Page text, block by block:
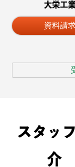
大栄工
資料請
スタッ
介